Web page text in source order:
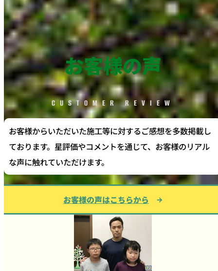
お客様の声
CUSTOMER REVIEW
お客様からいただいた施工等に対するご感想を多数掲載し
ております。星評価やコメントを通じて、お客様のリアル
な声に触れていただけます。
お客様の声はこちらから